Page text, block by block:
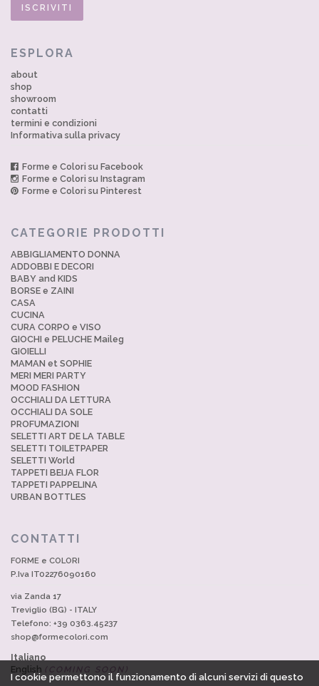
ESPLORA
about
shop
showroom
contatti
termini e condizioni
Informativa sulla privacy
Forme e Colori su Facebook
Forme e Colori su Instagram
Forme e Colori su Pinterest
CATEGORIE PRODOTTI
ABBIGLIAMENTO DONNA
ADDOBBI E DECORI
BABY and KIDS
BORSE e ZAINI
CASA
CUCINA
CURA CORPO e VISO
GIOCHI e PELUCHE Maileg
GIOIELLI
MAMAN et SOPHIE
MERI MERI PARTY
MOOD FASHION
OCCHIALI DA LETTURA
OCCHIALI DA SOLE
PROFUMAZIONI
SELETTI ART DE LA TABLE
SELETTI TOILETPAPER
SELETTI World
TAPPETI BEIJA FLOR
TAPPETI PAPPELINA
URBAN BOTTLES
CONTATTI
FORME e COLORI
P.Iva IT02276090160
via Zanda 17
Treviglio (BG) - ITALY
Telefono: +39 0363.45237
shop@formecolori.com
Italiano
English (COMING SOON)
I cookie permettono il funzionamento di alcuni servizi di questo